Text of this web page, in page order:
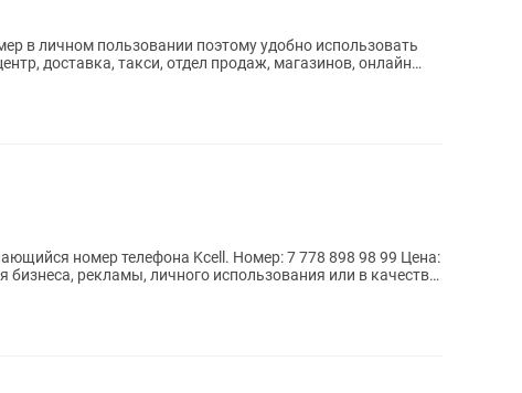
в личном пользовании поэтому удобно использовать
доставка, такси, отдел продаж, магазинов, онлайн
Kcell. Номер: 7 778 898 98 99 Цена: